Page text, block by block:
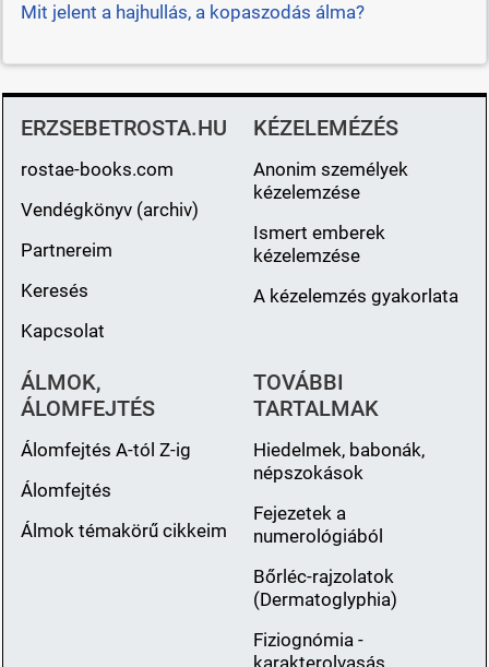
Mit jelent a hajhullás, a kopaszodás álma?
ERZSEBETROSTA.HU
rostae-books.com
Vendégkönyv (archiv)
Partnereim
Keresés
Kapcsolat
KÉZELEMÉZÉS
Anonim személyek
kézelemzése
Ismert emberek
kézelemzése
A kézelemzés gyakorlata
ÁLMOK,
ÁLOMFEJTÉS
Álomfejtés A-tól Z-ig
Álomfejtés
Álmok témakörű cikkeim
TOVÁBBI
TARTALMAK
Hiedelmek, babonák,
népszokások
Fejezetek a
numerológiából
Bőrléc-rajzolatok
(Dermatoglyphia)
Fiziognómia -
karakterolvasás